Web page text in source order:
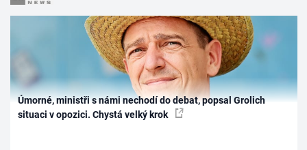
Úmorné, ministři s námi nechodí do debat, popsal Grolich
situaci v opozici. Chystá velký krok